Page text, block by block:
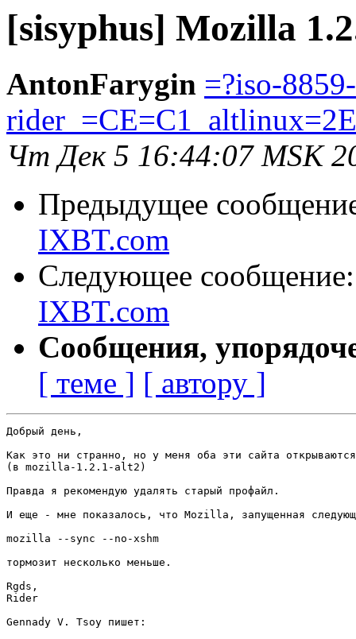
[sisyphus] Mozilla
AntonFarygin =?iso-
Чт Дек 5 16:44:07 MSK
Предыдущее
IXBT.com
Следующее
IXBT.com
Сообщения,
[ теме ] [ автору ]
Добрый день,
Как это ни странно, но у меня оба эти сайта
(в mozilla-1.2.1-alt2)
Правда я рекомендую удалять старый профайл.
И еще - мне показалось, что Mozilla, запущенная
mozilla --sync --no-xshm
тормозит несколько меньше.
Rgds,
Rider
Gennady V. Tsoy пишет: